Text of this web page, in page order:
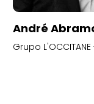
André
Grupo